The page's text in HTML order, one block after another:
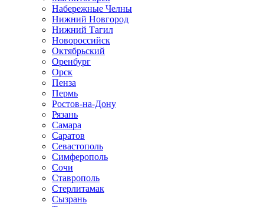
Набережные Челны
Нижний Новгород
Нижний Тагил
Новороссийск
Октябрьский
Оренбург
Орск
Пенза
Пермь
Ростов-на-Дону
Рязань
Самара
Саратов
Севастополь
Симферополь
Сочи
Ставрополь
Стерлитамак
Сызрань